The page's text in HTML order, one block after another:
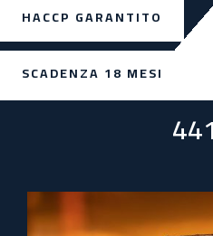
HACCP GARANTITO
SCADENZA 18 MESI